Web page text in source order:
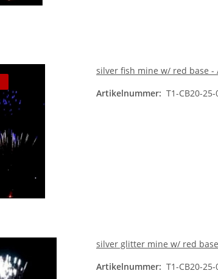
silver fish mine w/ red base -
Artikelnummer: T1-CB20-25-
silver glitter mine w/ red base
Artikelnummer: T1-CB20-25-